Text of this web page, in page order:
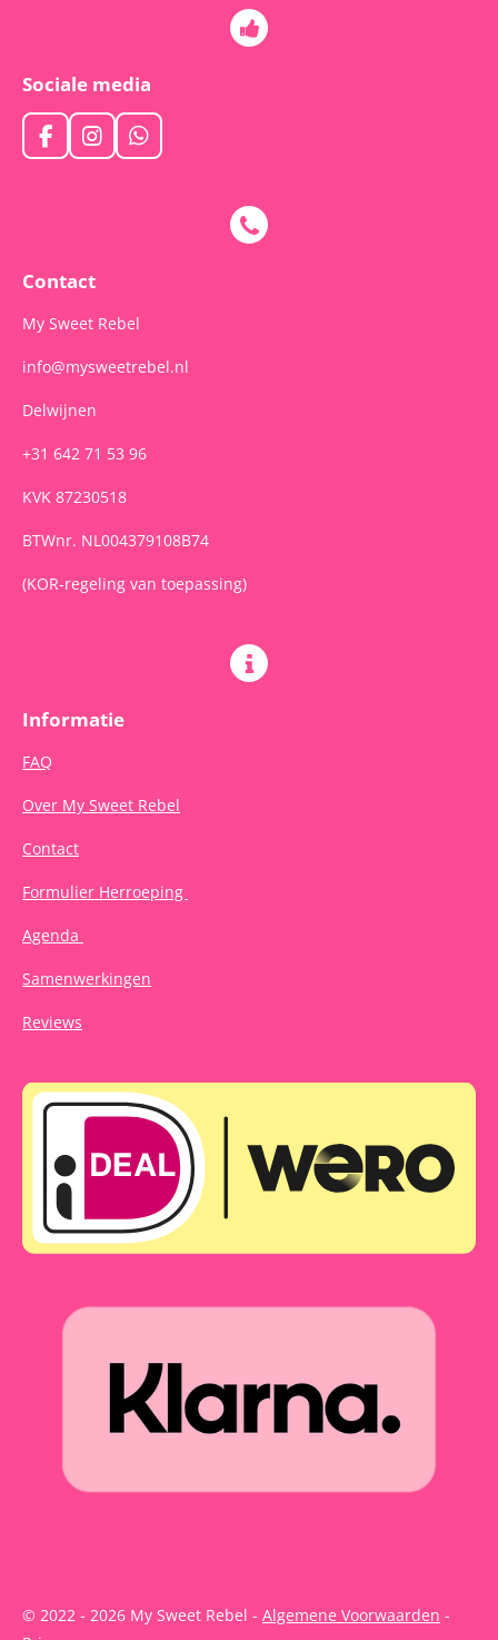
Sociale media
F
a
k
I
n
r
a
m
W
h
Contact
My Sweet Rebel
info@mysweetrebel.nl
Delwijnen
+31 642 71 53 96
KVK 87230518
BTWnr. NL004379108B74
(KOR-regeling van toepassing)
Informatie
FAQ
Over My Sweet Rebel
Contact
Formulier Herroeping
Agenda
Samenwerkingen
Reviews
© 2022 - 2026 My Sweet Rebel - Algemene Voorwaarden -